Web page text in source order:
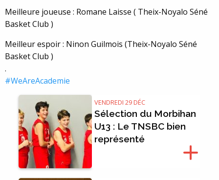
Meilleure joueuse : Romane Laisse ( Theix-Noyalo Séné
Basket Club )
Meilleur espoir : Ninon Guilmois (Theix-Noyalo Séné
Basket Club )
.
#WeAreAcademie
VENDREDI 29 DÉC
Sélection du Morbihan
U13 : Le TNSBC bien
représenté